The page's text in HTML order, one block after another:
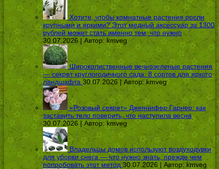
Хотите, чтобы комнатные растения росли
крупными и яркими? Этот медный аксессуар за 1300
рублей может стать именно тем, что нужно
30.07.2026 | Автор:kmveg
Широколиственные вечнозеленые растения
— секрет круглогодичного сада: 8 сортов для яркого
ландшафта 30.07.2026 | Автор:kmveg
«Розовый секрет» Дженнифер Гарнер: как
заставить тело поверить, что наступила весна
30.07.2026 | Автор: kmveg
Владельцы домов используют воздуходувки
для уборки снега — что нужно знать, прежде чем
попробовать этот метод 30.07.2026 | Автор:kmveg